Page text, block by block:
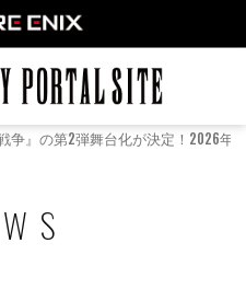
戦争』の第2弾舞台化が決定！2026